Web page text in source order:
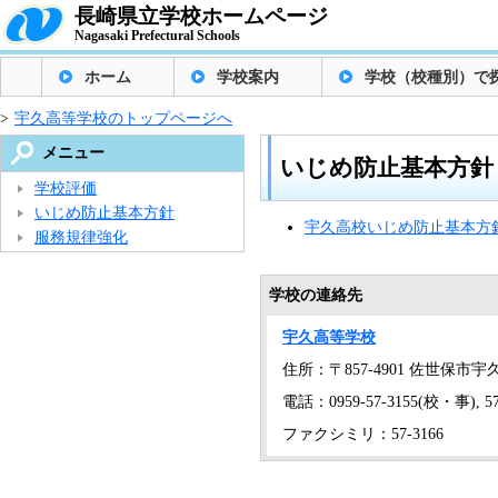
長崎県立学校ホームページ
Nagasaki Prefectural Schools
ホーム 学校案内 学校（校種別）で
> 宇久高等学校のトップページへ
いじめ防止基本方針
宇久高校いじめ防止基本方
学校の連絡先
宇久高等学校
住所：〒857-4901 佐世保市宇
電話：0959-57-3155(校・事),
ファクシミリ：57-3166
メニュー
学校評価
いじめ防止基本方針
服務規律強化